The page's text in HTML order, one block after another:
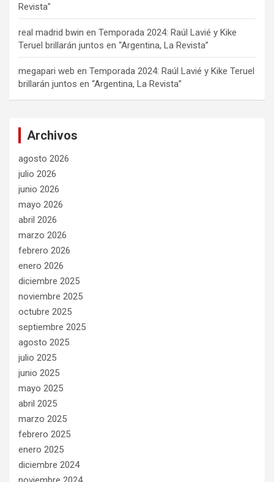
Revista”
real madrid bwin en Temporada 2024: Raúl Lavié y Kike
Teruel brillarán juntos en “Argentina, La Revista”
megapari web en Temporada 2024: Raúl Lavié y Kike Teruel
brillarán juntos en “Argentina, La Revista”
Archivos
agosto 2026
julio 2026
junio 2026
mayo 2026
abril 2026
marzo 2026
febrero 2026
enero 2026
diciembre 2025
noviembre 2025
octubre 2025
septiembre 2025
agosto 2025
julio 2025
junio 2025
mayo 2025
abril 2025
marzo 2025
febrero 2025
enero 2025
diciembre 2024